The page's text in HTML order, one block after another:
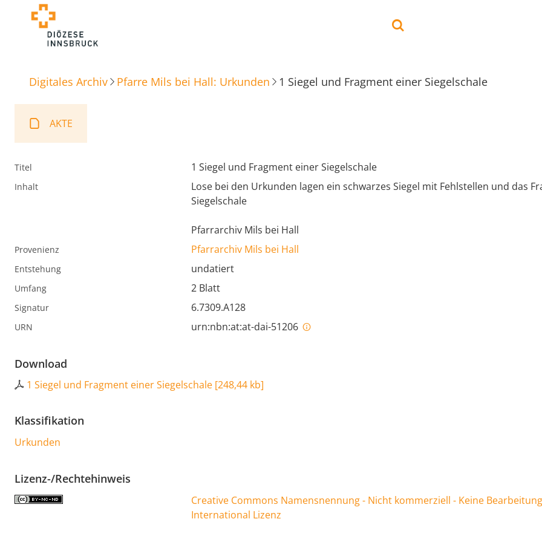
Digitales Archiv Pfarre Mils bei Hall: Urkunden 1 Siegel und Fragment einer Siegelschale
AKTE
Titel 1 Siegel und Fragment einer Siegelschale
Inhalt
Lose bei den Urkunden lagen ein schwarzes Siegel mit Fehlstellen und das
Siegelschale
Pfarrarchiv Mils bei Hall
Provenienz Pfarrarchiv Mils bei Hall
Entstehung undatiert
Umfang 2 Blatt
Signatur 6.7309.A128
URN urn:nbn:at:at-dai-51206
Download
1 Siegel und Fragment einer Siegelschale [248,44 kb]
Klassifikation
Urkunden
Lizenz-/Rechtehinweis
Creative Commons Namensnennung - Nicht kommerziell - Keine
International Lizenz